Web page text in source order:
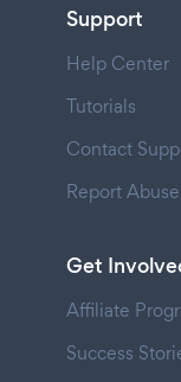
Support
Help Center
Tutorials
Contact
Report Abuse
Get
Affiliate
Success